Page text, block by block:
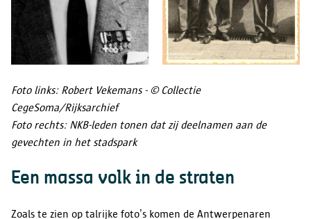
Foto links: Robert Vekemans - © Collectie
CegeSoma/Rijksarchief
Foto rechts: NKB-leden tonen dat zij deelnamen aan de
gevechten in het stadspark
Een massa volk in de straten
Zoals te zien op talrijke foto’s komen de Antwerpenaren